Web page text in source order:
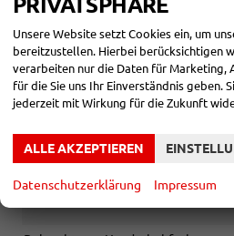
Ablagetasche an der Rückseite der
Lenkrad in Leder mit Multifunktion
Innenspiegel automatisch
Türeinstiegsleisten beleuchtet,
Doppelboden im Gepäckraum mit
PRIVATSPHÄRE
Unsere Website setzt Cookies ein, um
bereitzustellen. Hierbei berücksichtigen
verarbeiten nur die Daten für Marketing,
für die Sie uns Ihr Einverständnis geben.
jederzeit mit Wirkung für die Zukunft
ALLE AKZEPTIEREN
Datenschutzerklärung Impressum